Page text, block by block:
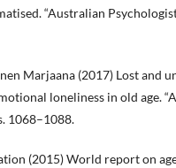
“Australian
Marjaana (2017) Lost and
loneliness in old age.
1068–1088.
(2015) World report on